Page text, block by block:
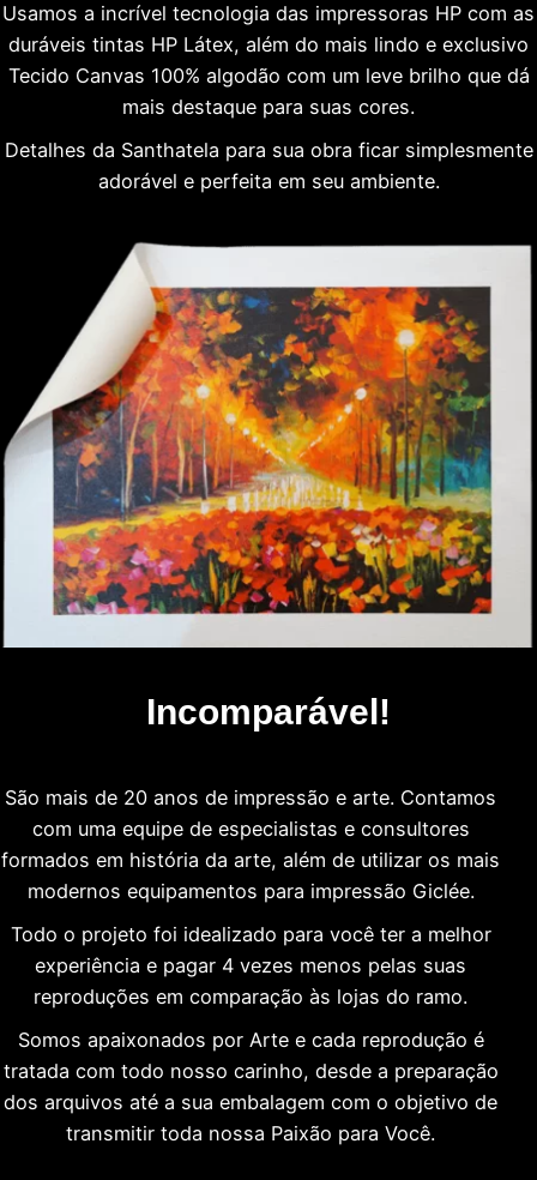
Usamos a incrível tecnologia das impressoras HP com as
duráveis tintas HP Látex, além do mais lindo e exclusivo
Tecido Canvas 100% algodão com um leve brilho que dá
mais destaque para suas cores.
Detalhes da Santhatela para sua obra ficar simplesmente
adorável e perfeita em seu ambiente.
Incomparável!
São mais de 20 anos de impressão e arte. Contamos
com uma equipe de especialistas e consultores
formados em história da arte, além de utilizar os mais
modernos equipamentos para impressão Giclée.
Todo o projeto foi idealizado para você ter a melhor
experiência e pagar 4 vezes menos pelas suas
reproduções em comparação às lojas do ramo.
Somos apaixonados por Arte e cada reprodução é
tratada com todo nosso carinho, desde a preparação
dos arquivos até a sua embalagem com o objetivo de
transmitir toda nossa Paixão para Você.